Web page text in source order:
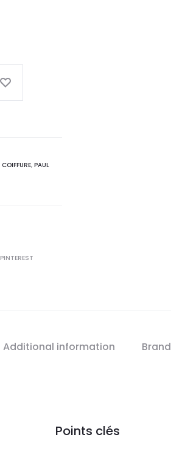
COIFFURE, PAUL
PINTEREST
Additional information Brand
Points clés